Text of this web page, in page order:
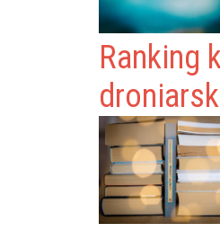
Ranking